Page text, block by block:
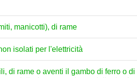
manicotti), di rame
isolati per l'elettricità
di rame o aventi il gambo di ferro o